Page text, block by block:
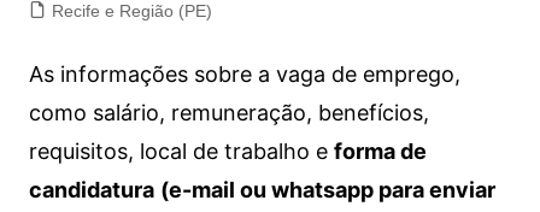
Recife e Região (PE)
As informações sobre a vaga de emprego,
como salário, remuneração, benefícios,
requisitos, local de trabalho e forma de
candidatura (e-mail ou whatsapp para enviar